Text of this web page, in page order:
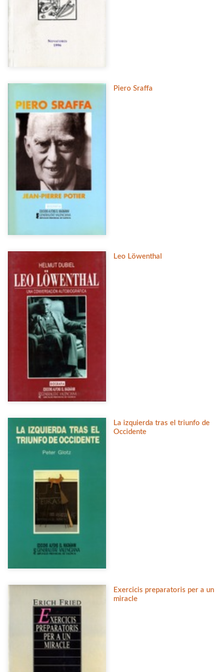
Piero Sraffa
Leo Löwenthal
La izquierda tras el triunfo de
Occidente
Exercicis preparatoris per a un
miracle